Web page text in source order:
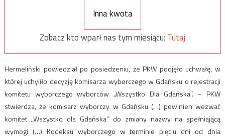
Inna kwota
Zobacz kto wparł nas tym miesiącu: Tutaj
Hermeliński powiedział po posiedzeniu, że PKW podjęło uchwałę, w
której uchyliło decyzję komisarza wyborczego w Gdańsku o rejestracji
komitetu wyborczego wyborców „Wszystko Dla Gdańska”. – PKW
stwierdza, że komisarz wyborczy w Gdańsku (…) powinien wezwać
komitet „Wszystko dla Gdańska” do zmiany nazwy na spełniającą
wymogi (…) Kodeksu wyborczego w terminie pięciu dni od dnia